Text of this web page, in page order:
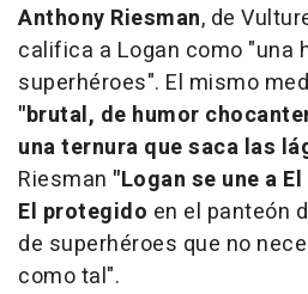
Anthony Riesman, de
califica a Logan como "una
superhéroes". El mismo
"brutal, de humor
una ternura que saca las
Riesman "Logan se une a
El protegido en el panteón
de superhéroes que no
como tal".